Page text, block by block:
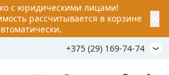
с юридическими лицами!
рассчитывается в корзине
+375 (29) 169-74-74